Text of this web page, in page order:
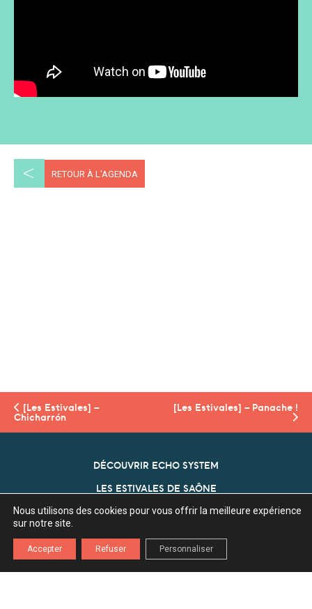
< RETOUR À L'AGENDA
[Les Estivales] –
Chicharrón
[Les Estivales] – Panache !
DÉCOUVRIR ECHO SYSTEM
LES ESTIVALES DE SAÔNE
NOS PARTENAIRES
ECHO SYSTEM
Association Echo System
Nous utilisons des cookies pour vous offrir la meilleure expérience
sur notre site.
Accepter Refuser Personnaliser